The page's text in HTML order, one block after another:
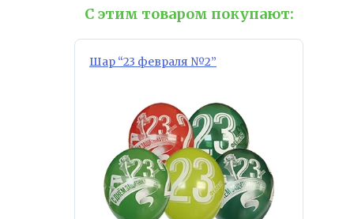
С этим товаром покупают:
Шар “23 февраля №2”